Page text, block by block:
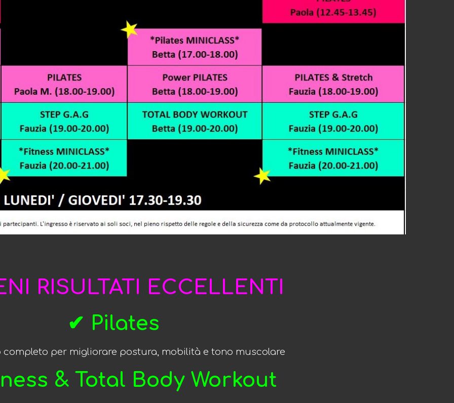
RISULTATI ECCELLENTI
✔ Pilates
completo per migliorare postura, mobilità e tono muscolare
& Total Body Workout